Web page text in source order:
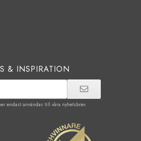
& INSPIRATION
endast användas till våra nyhetsbrev.